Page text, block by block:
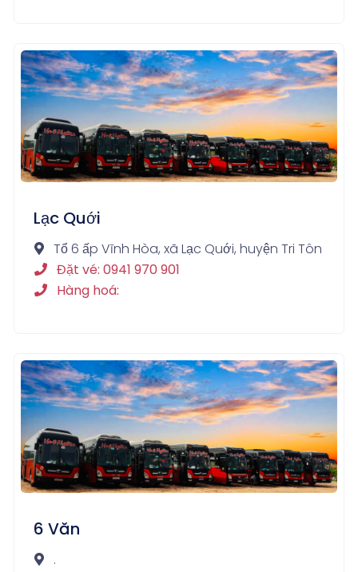
Lạc Quới
Tổ 6 ấp Vĩnh Hòa, xã Lạc Quới, huyện Tri Tôn
Đặt vé: 0941 970 901
Hàng hoá:
6 Văn
.